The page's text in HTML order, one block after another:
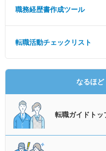
職務経歴書作成ツール
転職活動チェックリスト
なるほど
転職ガイドトッ